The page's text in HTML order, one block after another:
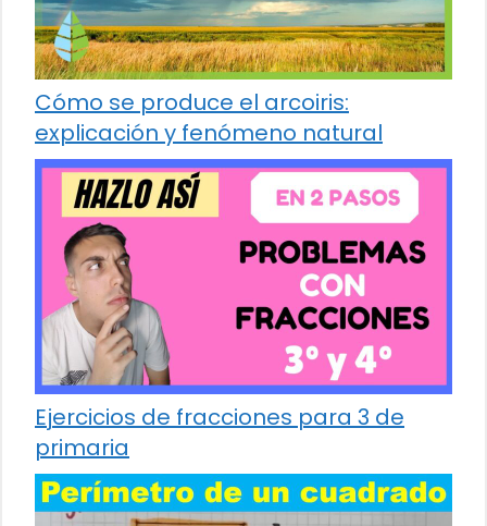
Cómo se produce el arcoiris:
explicación y fenómeno natural
Ejercicios de fracciones para 3 de
primaria